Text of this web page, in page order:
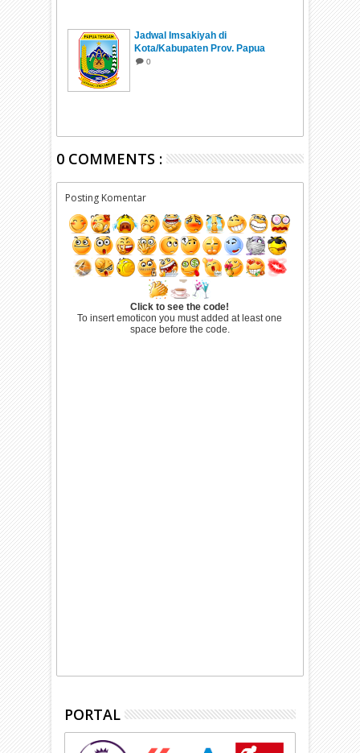
Jadwal Imsakiyah di
Kota/Kabupaten Prov. Papua
Tengah Ramadhan 1447 H/2026
0
0 COMMENTS :
Posting Komentar
Click to see the code!
To insert emoticon you must added at least one
space before the code.
PORTAL